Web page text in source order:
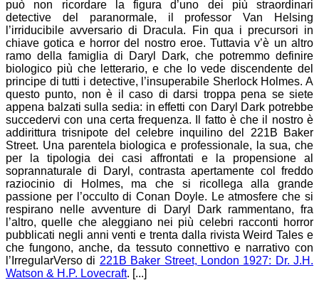
può non ricordare la figura d’uno dei più straordinari
detective del paranormale, il professor Van Helsing
l’irriducibile avversario di Dracula. Fin qua i precursori in
chiave gotica e horror del nostro eroe. Tuttavia v’è un altro
ramo della famiglia di Daryl Dark, che potremmo definire
biologico più che letterario, e che lo vede discendente del
principe di tutti i detective, l’insuperabile Sherlock Holmes. A
questo punto, non è il caso di darsi troppa pena se siete
appena balzati sulla sedia: in effetti con Daryl Dark potrebbe
succedervi con una certa frequenza. Il fatto è che il nostro è
addirittura trisnipote del celebre inquilino del 221B Baker
Street. Una parentela biologica e professionale, la sua, che
per la tipologia dei casi affrontati e la propensione al
soprannaturale di Daryl, contrasta apertamente col freddo
raziocinio di Holmes, ma che si ricollega alla grande
passione per l’occulto di Conan Doyle. Le atmosfere che si
respirano nelle avventure di Daryl Dark rammentano, fra
l’altro, quelle che aleggiano nei più celebri racconti horror
pubblicati negli anni venti e trenta dalla rivista Weird Tales e
che fungono, anche, da tessuto connettivo e narrativo con
l’IrregularVerso di 221B Baker Street, London 1927: Dr. J.H.
Watson & H.P. Lovecraft. [...]